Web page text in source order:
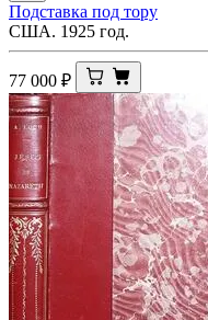
Подставка под тору
США. 1925 год.
77 000 ₽